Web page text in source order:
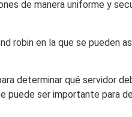
de manera uniforme y
robin en la que se pueden
determinar qué servidor
puede ser importante para